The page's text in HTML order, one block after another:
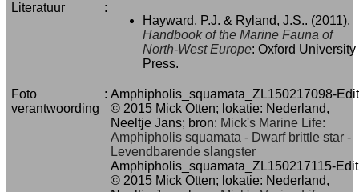
Literatuur
:
Hayward, P.J. & Ryland, J.S.. (2011).
Handbook of the Marine Fauna of
North-West Europe: Oxford University
Press.
Foto
verantwoording
: Amphipholis_squamata_ZL150217098-
© 2015 Mick Otten; lokatie: Nederland,
Neeltje Jans; bron: Mick's Marine Life:
Amphipholis squamata - Dwarf brittle star -
Levendbarende slangster
Amphipholis_squamata_ZL150217115-
© 2015 Mick Otten; lokatie: Nederland,